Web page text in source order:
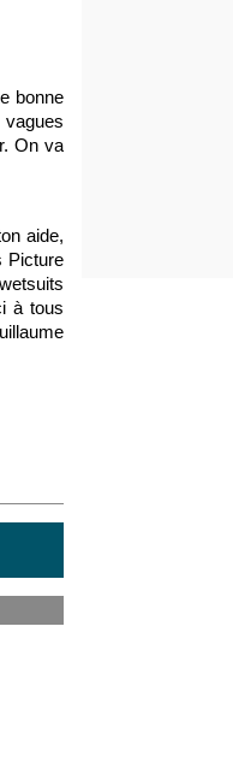
bonne
On va
aide,
Picture
à tous